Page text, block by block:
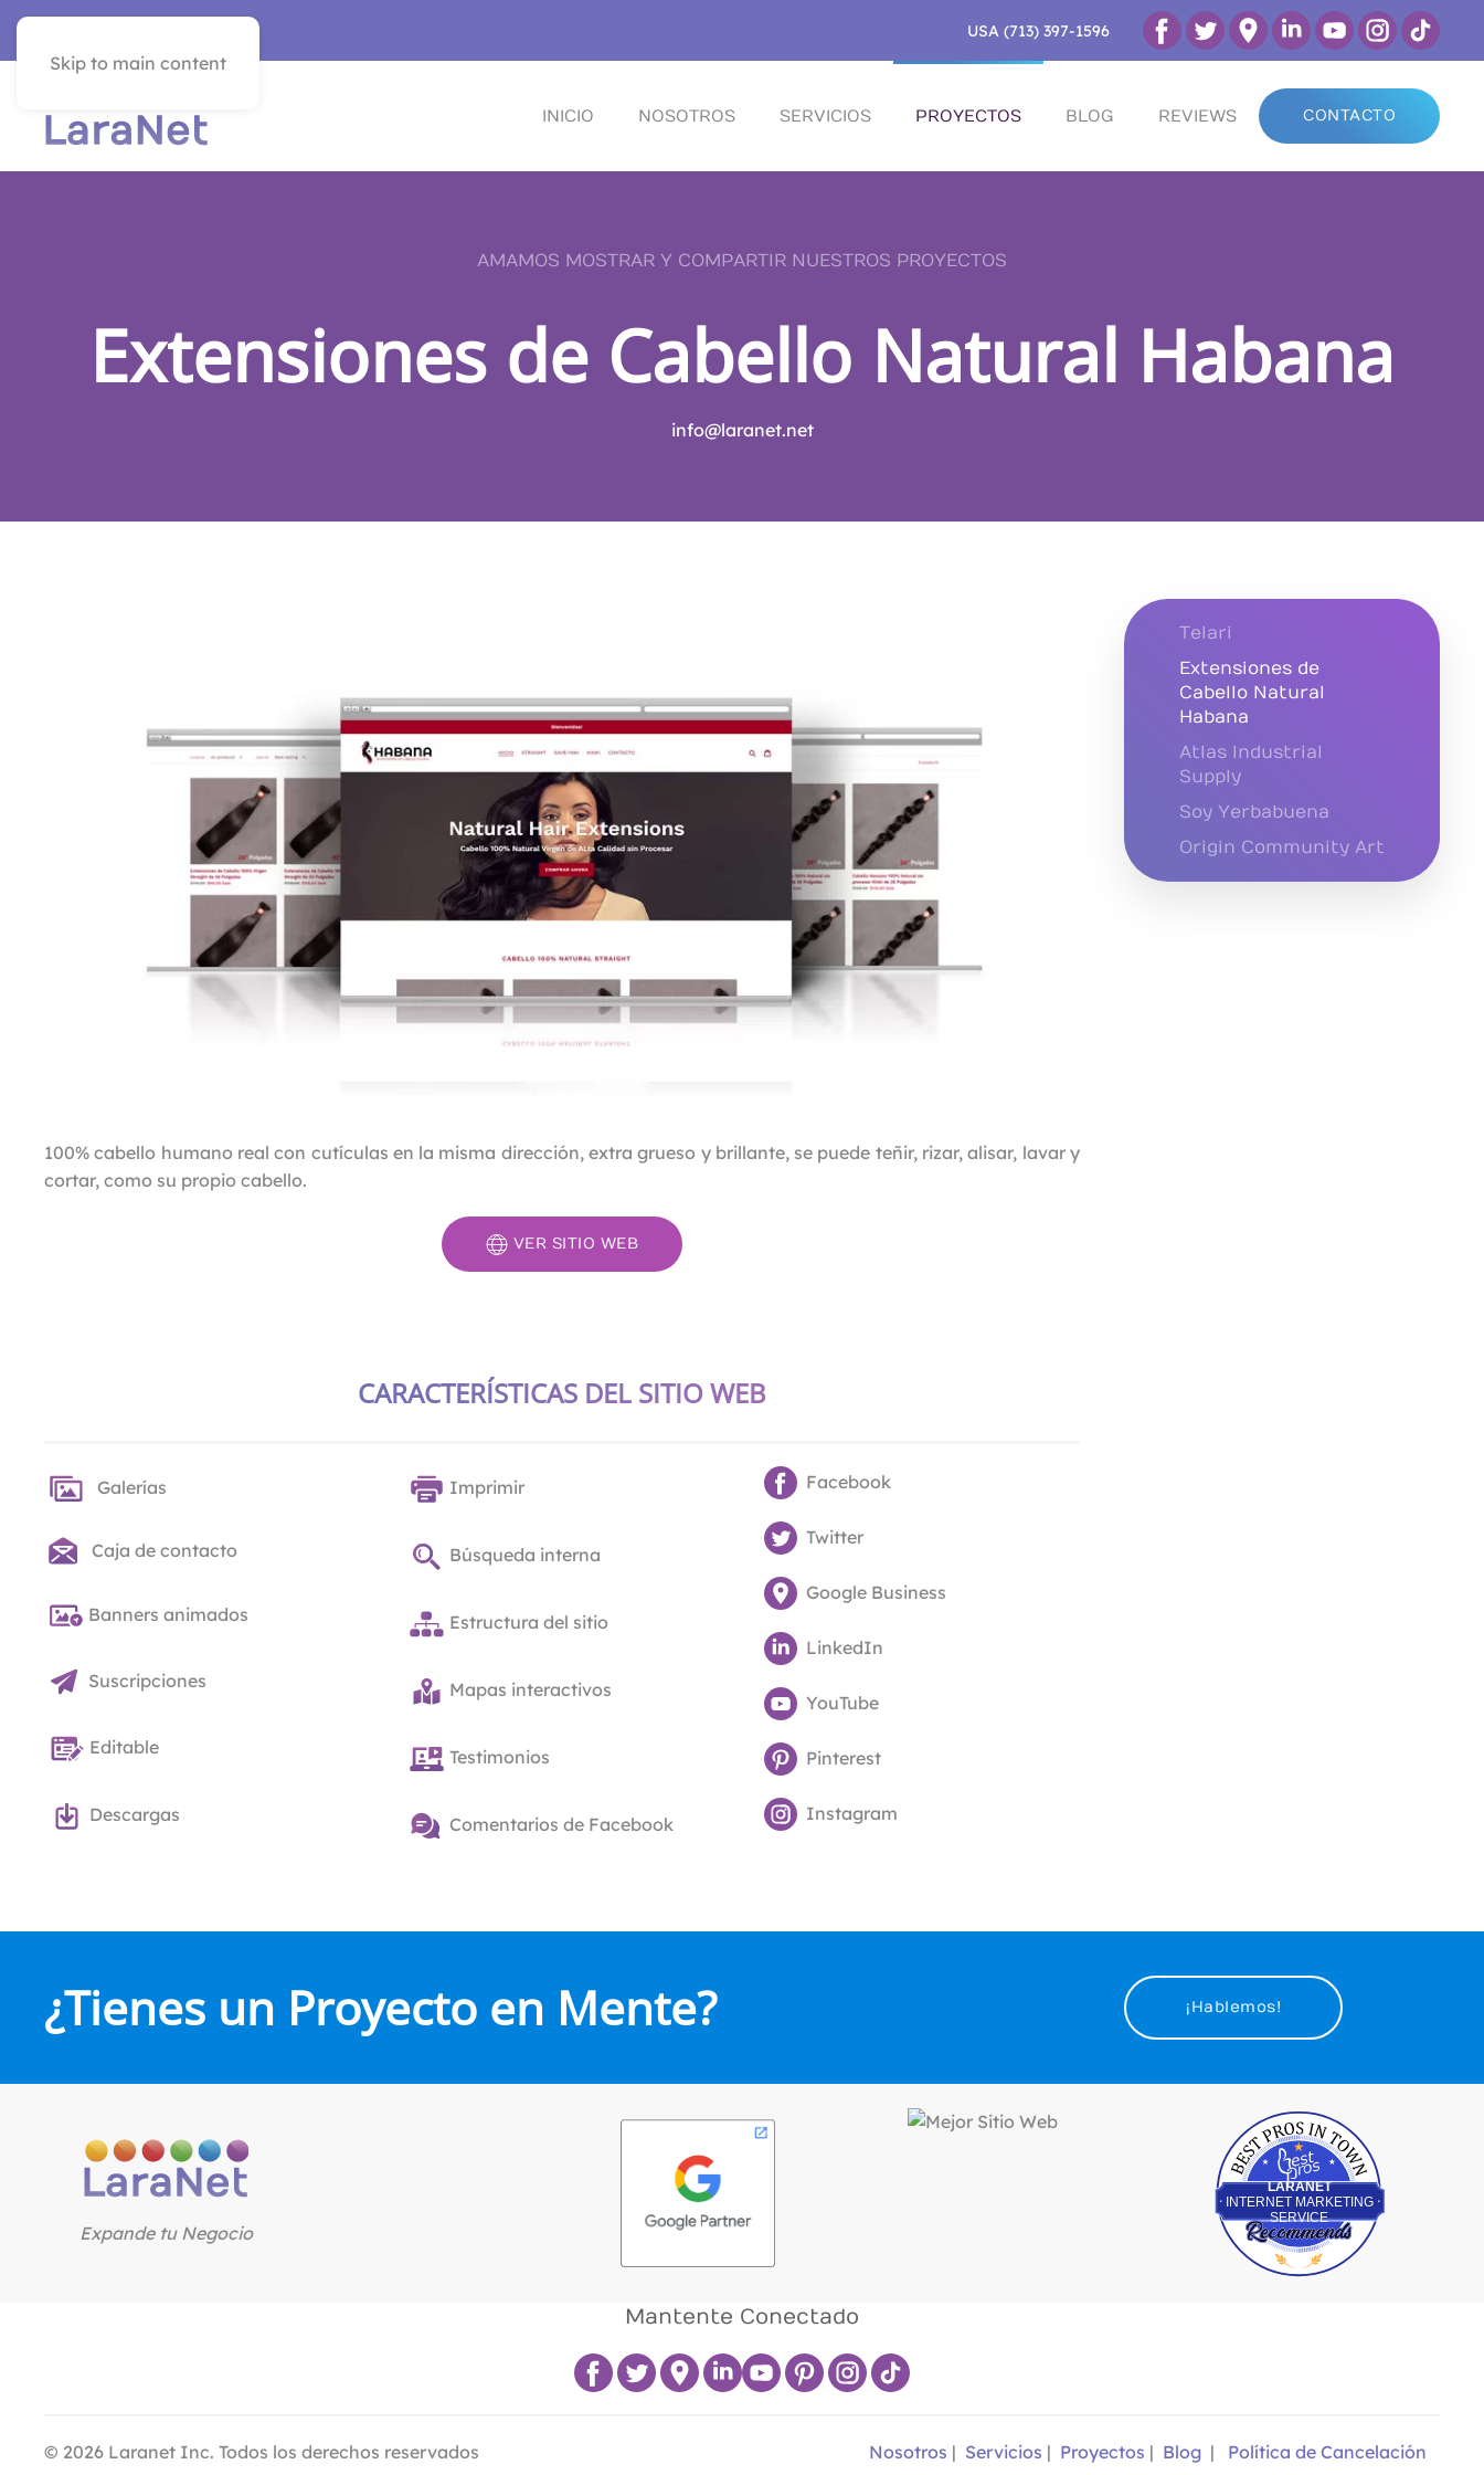
Skip to main content
USA (713) 397-1596
INICIO NOSOTROS SERVICIOS PROYECTOS BLOG REVIEWS CONTACTO
AMAMOS MOSTRAR Y COMPARTIR NUESTROS PROYECTOS
Extensiones de Cabello Natural Habana
info@laranet.net
100% cabello humano real con cutículas en la misma dirección, extra grueso y brillante, se puede teñir, rizar, alisar, lavar y
cortar, como su propio cabello.
VER SITIO WEB
CARACTERÍSTICAS DEL SITIO WEB
Galerías
Caja de contacto
Banners animados
Suscripciones
Editable
Descargas
Imprimir
Búsqueda interna
Estructura del sitio
Mapas interactivos
Testimonios
Comentarios de Facebook
Facebook
Twitter
Google Business
LinkedIn
YouTube
Pinterest
Instagram
Telari
Extensiones de
Cabello Natural
Habana
Atlas Industrial
Supply
Soy Yerbabuena
Origin Community Art
¿Tienes un Proyecto en Mente? ¡Hablemos!
Expande tu Negocio
LARANET
INTERNET MARKETING
SERVICE
Best Pros In Town
Mantente Conectado
© 2026 Laranet Inc. Todos los derechos reservados Nosotros | Servicios | Proyectos | Blog | Política de Cancelación